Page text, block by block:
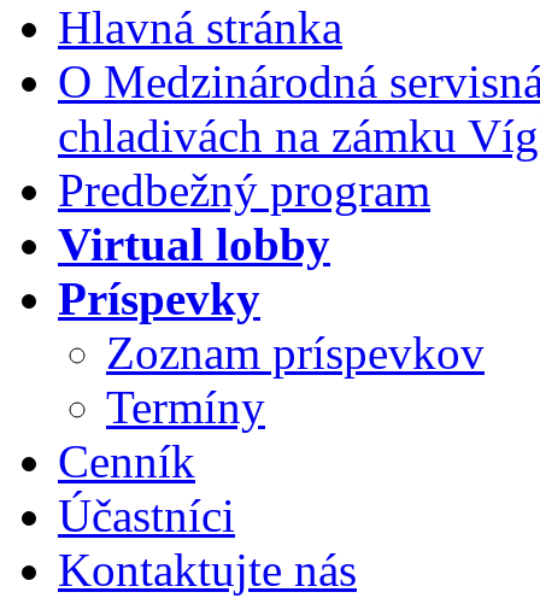
Hlavná stránka
O Medzinárodná
chladivách na zámku
Predbežný program
Virtual lobby
Príspevky
Zoznam príspevkov
Termíny
Cenník
Účastníci
Kontaktujte nás